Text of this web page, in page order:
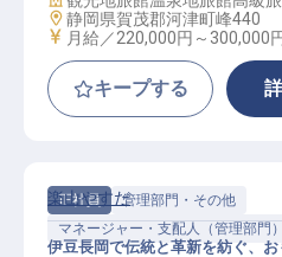
勤務地
静岡県賀茂郡河津町峰440
給与
月給／220,000円～ 300,000
キープする
正社員
管理部門・その他
マネージャー・支配人（管理部門）
楽山やすだ
伊豆長岡で伝統と革新を紡ぐ、